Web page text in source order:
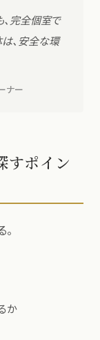
、完全個室で
、安全な環
ナー
すポイン
か